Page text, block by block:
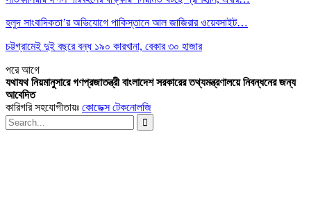
হলুদ সাংবাদিকতা’র অভিযোগে পাকিস্তানে আল জাজিরার ওয়েবসাইট…
চট্টগ্রামেই দুই বছরে বন্ধ ১৯০ কারখানা, বেকার ৩০ হাজার
পরেআগে
যথাযথ নিয়মানুসারে গণপ্রজাতন্ত্রী বাংলাদেশ সরকারের তথ্যমন্ত্রণালয়ে নিবন্ধনের জন্য
আবেদিত
কারিগরি সহযোগীতায়ঃ কোডেক্স টেকনোলজি